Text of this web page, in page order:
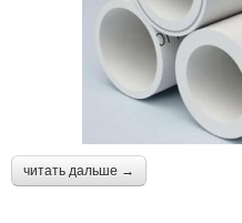
читать дальше →